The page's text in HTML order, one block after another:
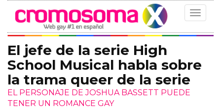
Toggle
El jefe de la serie High
School Musical habla sobre
la trama queer de la serie
EL PERSONAJE DE JOSHUA BASSETT PUEDE
TENER UN ROMANCE GAY